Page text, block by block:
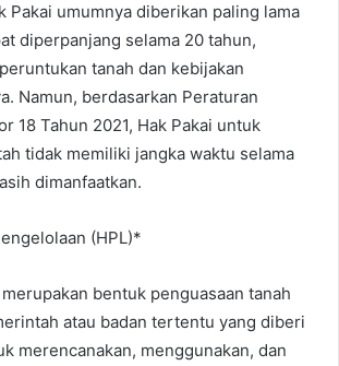
Pakai umumnya diberikan paling lama
diperpanjang selama 20 tahun,
tanah dan kebijakan
Namun, berdasarkan Peraturan
18 Tahun 2021, Hak Pakai untuk
tidak memiliki jangka waktu selama
dimanfaatkan.
(HPL)*
bentuk penguasaan tanah
atau badan tertentu yang diberi
merencanakan, menggunakan, dan